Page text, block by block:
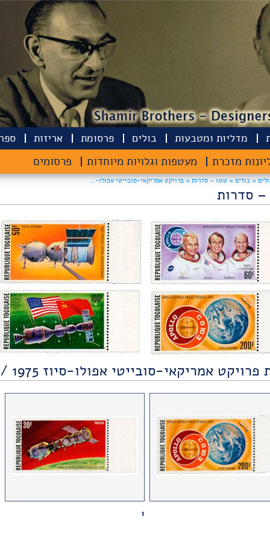
מדליות ומטבעות בולים
מזכרת מעטפות וגלויות מיוחדות פרסומים
פרסומת אריזות
»בולים »טוגו – סדרות » פרויקט אמריקאי-סובייטי אפולו-...
– סדרות
אמריקאי-סובייטי אפולו-סיוז 1975 /חלל
1